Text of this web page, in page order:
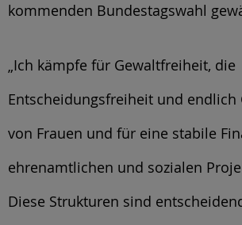
kommenden Bundestagswahl
„Ich kämpfe für Gewaltfreiheit, die
Entscheidungsfreiheit und endlich
von Frauen und für eine stabile
ehrenamtlichen und sozialen
Diese Strukturen sind